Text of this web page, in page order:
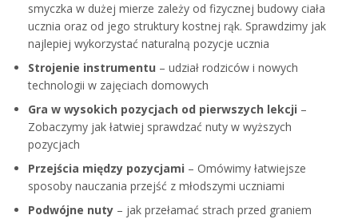
smyczka w dużej mierze zależy od fizycznej budowy ciała
ucznia oraz od jego struktury kostnej rąk. Sprawdzimy jak
najlepiej wykorzystać naturalną pozycje ucznia
Strojenie instrumentu – udział rodziców i nowych
technologii w zajęciach domowych
Gra w wysokich pozycjach od pierwszych lekcji –
Zobaczymy jak łatwiej sprawdzać nuty w wyższych
pozycjach
Przejścia między pozycjami – Omówimy łatwiejsze
sposoby nauczania przejść z młodszymi uczniami
Podwójne nuty – jak przełamać strach przed graniem